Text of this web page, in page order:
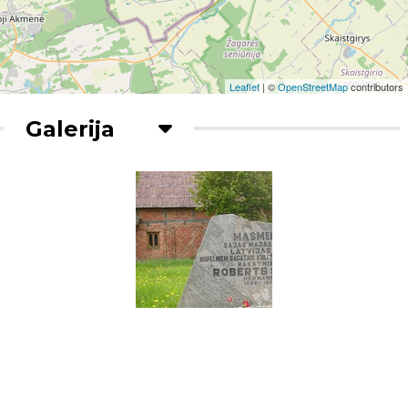
Leaflet | ©OpenStreetMapcontributors
Galerija